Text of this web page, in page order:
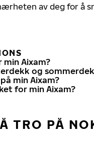
av deg for å
min Aixam?
og
min Aixam?
for min Aixam?
TRO PÅ